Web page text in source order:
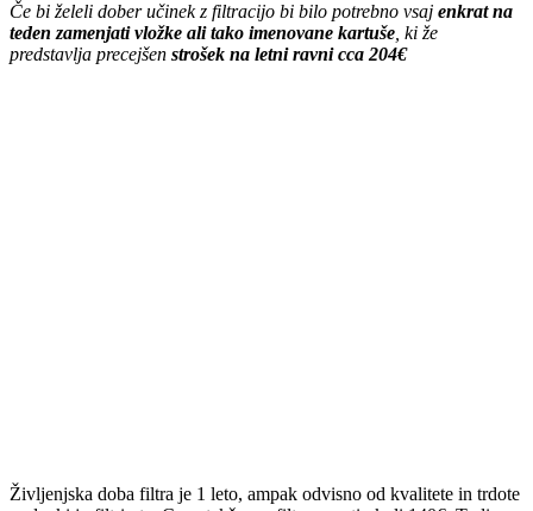
Če bi želeli dober učinek z filtracijo bi bilo potrebno vsaj enkrat na
teden zamenjati vložke ali tako imenovane kartuše , ki že
predstavlja precejšen strošek na letni ravni cca 204€
Življenjska doba filtra je 1 leto, ampak odvisno od kvalitete in trdote